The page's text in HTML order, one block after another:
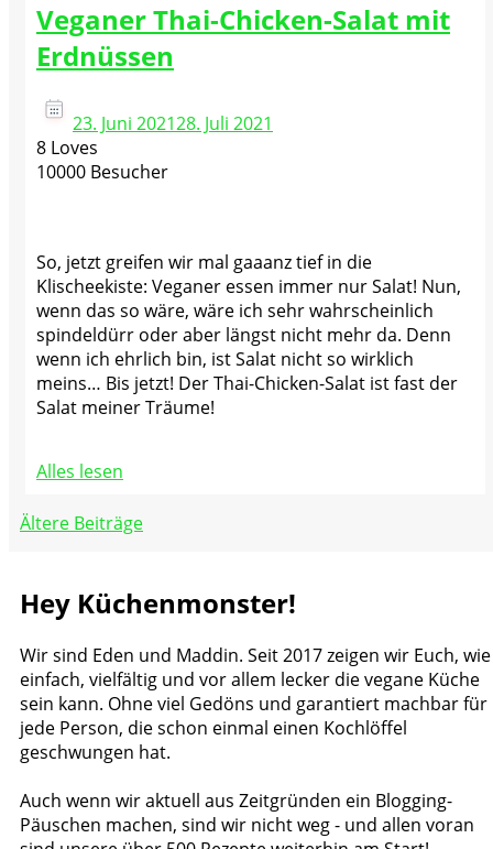
Veganer Thai-Chicken-Salat mit
Erdnüssen
23. Juni 202128. Juli 2021
8 Loves
10000 Besucher
So, jetzt greifen wir mal gaaanz tief in die
Klischeekiste: Veganer essen immer nur Salat! Nun,
wenn das so wäre, wäre ich sehr wahrscheinlich
spindeldürr oder aber längst nicht mehr da. Denn
wenn ich ehrlich bin, ist Salat nicht so wirklich
meins… Bis jetzt! Der Thai-Chicken-Salat ist fast der
Salat meiner Träume!
Alles lesen
Beitragsnavigation
Ältere Beiträge
Hey Küchenmonster!
Wir sind Eden und Maddin. Seit 2017 zeigen wir Euch, wie
einfach, vielfältig und vor allem lecker die vegane Küche
sein kann. Ohne viel Gedöns und garantiert machbar für
jede Person, die schon einmal einen Kochlöffel
geschwungen hat.
Auch wenn wir aktuell aus Zeitgründen ein Blogging-
Päuschen machen, sind wir nicht weg - und allen voran